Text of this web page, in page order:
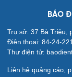
Sân khấu - Điện ảnh
Văn học
Âm nhạc
BÁO
Trụ sở: 37 Bà Triệu,
Điện thoại: 84-24-
Thư điện tử:
Liên hệ quảng cáo,